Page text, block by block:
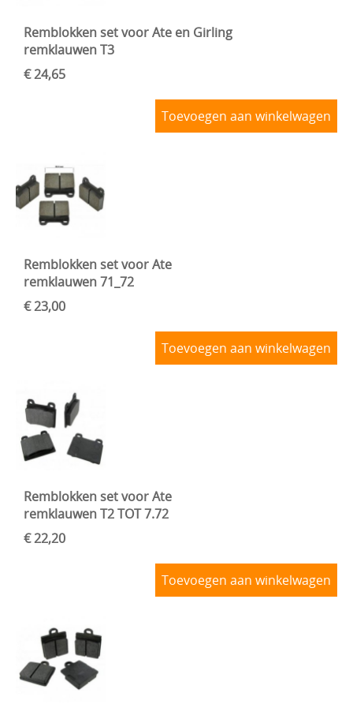
Remblokken set voor Ate en Girling
remklauwen T3
€ 24,65
Toevoegen aan winkelwagen
Remblokken set voor Ate
remklauwen 71_72
€ 23,00
Toevoegen aan winkelwagen
Remblokken set voor Ate
remklauwen T2 TOT 7.72
€ 22,20
Toevoegen aan winkelwagen